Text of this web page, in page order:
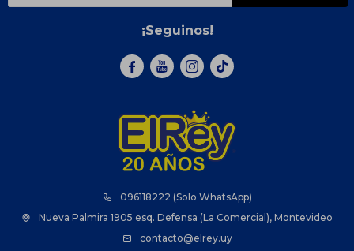
096118222 (Solo WhatsApp)
Nueva Palmira 1905 esq. Defensa (La Comercial), Montevideo
contacto@elrey.uy
¡Seguinos!
  